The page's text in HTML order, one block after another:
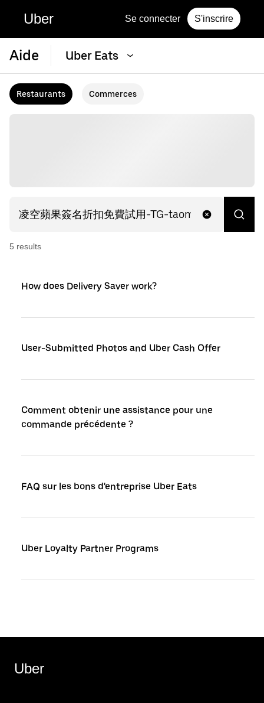
Uber Se connecter S'inscrire
Aide Uber Eats
Restaurants Commerces
5 results
How does Delivery Saver work?
User-Submitted Photos and Uber Cash Offer
Comment obtenir une assistance pour une
commande précédente ?
FAQ sur les bons d'entreprise Uber Eats
Uber Loyalty Partner Programs
Uber